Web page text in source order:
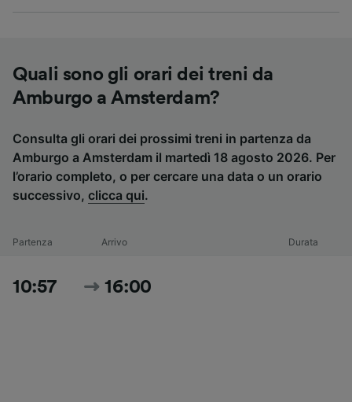
Quali sono gli orari dei treni da
Amburgo a Amsterdam?
Consulta gli orari dei prossimi treni in partenza da
Amburgo a Amsterdam il martedì 18 agosto 2026. Per
l’orario completo, o per cercare una data o un orario
successivo, clicca qui.
Partenza Arrivo Durata
10:57 16:00